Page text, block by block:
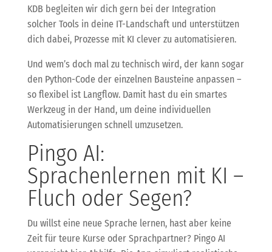
KDB begleiten wir dich gern bei der Integration
solcher Tools in deine IT-Landschaft und unterstützen
dich dabei, Prozesse mit KI clever zu automatisieren.
Und wem’s doch mal zu technisch wird, der kann sogar
den Python-Code der einzelnen Bausteine anpassen –
so flexibel ist Langflow. Damit hast du ein smartes
Werkzeug in der Hand, um deine individuellen
Automatisierungen schnell umzusetzen.
Pingo AI:
Sprachenlernen mit KI –
Fluch oder Segen?
Du willst eine neue Sprache lernen, hast aber keine
Zeit für teure Kurse oder Sprachpartner? Pingo AI